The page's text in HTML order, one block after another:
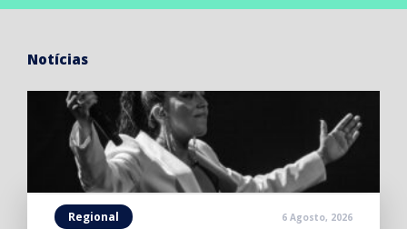
Notícias
Regional 6 Agosto, 2026